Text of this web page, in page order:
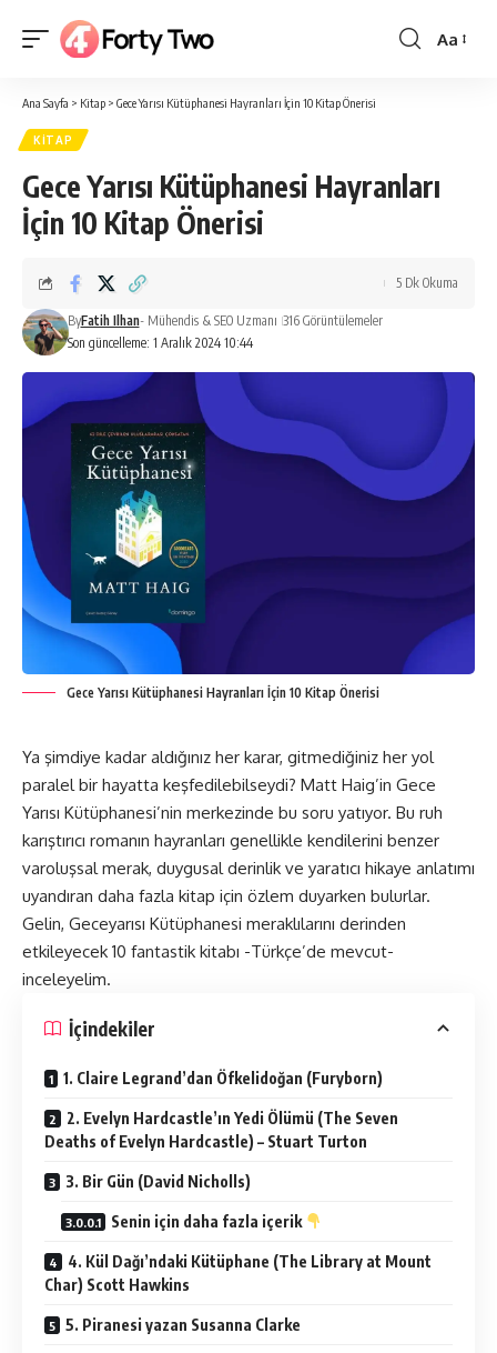
Yazı
Aa
Ana Sayfa > Kitap > Gece Yarısı Kütüphanesi Hayranları İçin 10 Kitap Önerisi
KITAP
Gece Yarısı Kütüphanesi Hayranları
İçin 10 Kitap Önerisi
Son güncelleme: 1 Aralık 2024 10:44
ByFatih Ilhan- Mühendis & SEO Uzmanı 316 Görüntülemeler
5 Dk Okuma
Gece Yarısı Kütüphanesi Hayranları İçin 10 Kitap Önerisi
Ya şimdiye kadar aldığınız her karar, gitmediğiniz her yol
paralel bir hayatta keşfedilebilseydi? Matt Haig’in Gece
Yarısı Kütüphanesi’nin merkezinde bu soru yatıyor. Bu ruh
karıştırıcı romanın hayranları genellikle kendilerini benzer
varoluşsal merak, duygusal derinlik ve yaratıcı hikaye anlatımı
uyandıran daha fazla kitap için özlem duyarken bulurlar.
Gelin, Geceyarısı Kütüphanesi meraklılarını derinden
etkileyecek 10 fantastik kitabı -Türkçe’de mevcut-
inceleyelim.
İçindekiler
1. Claire Legrand’dan Öfkelidoğan (Furyborn)
2. Evelyn Hardcastle’ın Yedi Ölümü (The Seven
Deaths of Evelyn Hardcastle) – Stuart Turton
3. Bir Gün (David Nicholls)
Senin için daha fazla içerik
4. Kül Dağı’ndaki Kütüphane (The Library at Mount
Char) Scott Hawkins
5. Piranesi yazan Susanna Clarke